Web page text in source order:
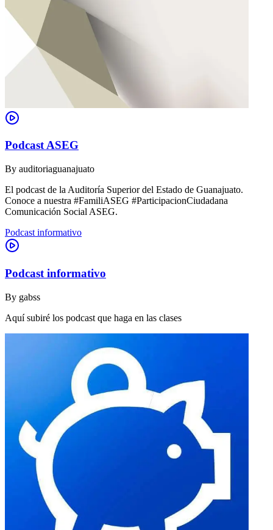
Podcast ASEG
By auditoriaguanajuato
El podcast de la Auditoría Superior del Estado de Guanajuato.
Conoce a nuestra #FamiliASEG #ParticipacionCiudadana
Comunicación Social ASEG.
Podcast informativo
Podcast informativo
By gabss
Aquí subiré los podcast que haga en las clases